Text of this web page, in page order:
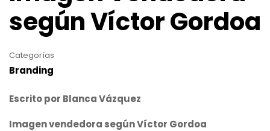
según Víctor Gordoa
Categorías
Branding
Escrito por Blanca Vázquez
Imagen vendedora según Víctor Gordoa